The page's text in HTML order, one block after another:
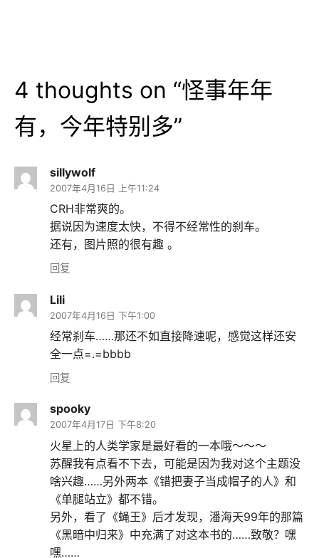
4 thoughts on “怪事年年
有，今年特别多”
sillywolf
2007年4月16日 上午11:24
CRH非常爽的。
据说因为速度太快，不得不经常性的刹车。
还有，图片照的很有趣 。
回复
Lili
2007年4月16日 下午1:00
经常刹车……那还不如直接降速呢，感觉这样还安
全一点=.=bbbb
回复
spooky
2007年4月17日 下午8:20
火星上的人类学家是最好看的一本哦～～～
苏醒我有点看不下去，可能是因为我对这个主题没
啥兴趣……另外两本《错把妻子当成帽子的人》和
《单腿站立》都不错。
另外，看了《蝇王》后才发现，潘海天99年的那篇
《黑暗中归来》中充满了对这本书的……致敬？嘿
嘿……